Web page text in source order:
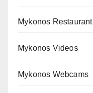
Mykonos Restaurant
Mykonos Videos
Mykonos Webcams